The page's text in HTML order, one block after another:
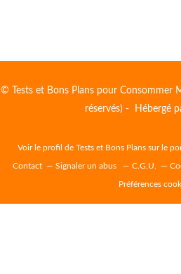
© Tests et Bons Plans pour Consommer
réservés) - Hébergé
Voir le profil de Tests et Bons Plans sur le
Contact Signaler un abus C.G.U.
Préférences